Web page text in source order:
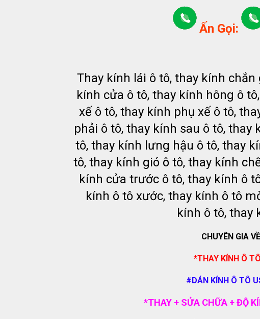
Ấn Gọi:
Thay kính lái ô tô, thay kính
kính cửa ô tô, thay kính hông ô
xế ô tô, thay kính phụ xế ô tô,
phải ô tô, thay kính sau ô tô,
tô, thay kính lưng hậu ô tô, thay
tô, thay kính gió ô tô, thay kính
kính cửa trước ô tô, thay kính ô
kính ô tô xước, thay kính ô tô
kính ô tô, thay
CHUYÊN GIA
*THAY KÍNH Ô
#DÁN KÍNH Ô TÔ
*THAY + SỬA CHỮA + ĐỘ